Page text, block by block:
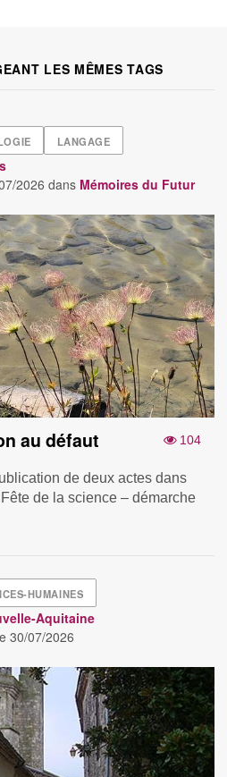
LES MÊMES TAGS
LANGAGE
2026 dans Mémoires du Futur
104
au défaut
de deux actes dans
de la science – démarche
HUMAINES
Aquitaine
30/07/2026